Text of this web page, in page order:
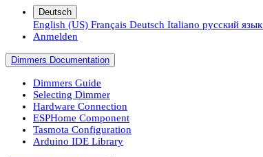
Deutsch
English (US) Français Deutsch Italiano русский язык
Anmelden
Dimmers Documentation
Dimmers Guide
Selecting Dimmer
Hardware Connection
ESPHome Component
Tasmota Configuration
Arduino IDE Library